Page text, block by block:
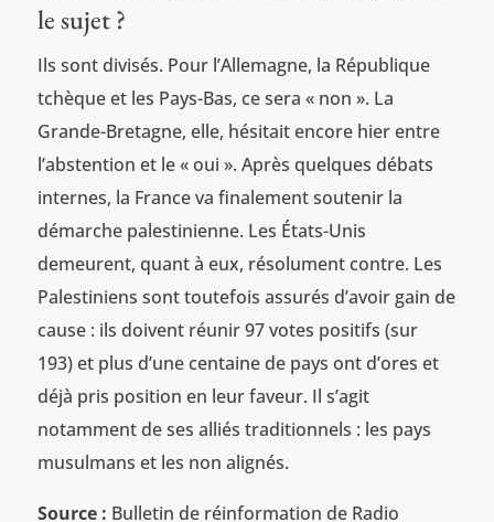
le sujet ?
Ils sont divisés. Pour l’Allemagne, la République
tchèque et les Pays-Bas, ce sera « non ». La
Grande-Bretagne, elle, hésitait encore hier entre
l’abstention et le « oui ». Après quelques débats
internes, la France va finalement soutenir la
démarche palestinienne. Les États-Unis
demeurent, quant à eux, résolument contre. Les
Palestiniens sont toutefois assurés d’avoir gain de
cause : ils doivent réunir 97 votes positifs (sur
193) et plus d’une centaine de pays ont d’ores et
déjà pris position en leur faveur. Il s’agit
notamment de ses alliés traditionnels : les pays
musulmans et les non alignés.
Source : Bulletin de réinformation de Radio